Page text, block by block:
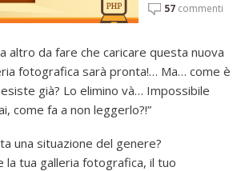
57 commenti
altro da fare che caricare questa nuova
fotografica sarà pronta!… Ma… come è
già? Lo elimino và… Impossibile
come fa a non leggerlo?!”
una situazione del genere?
la tua galleria fotografica, il tuo